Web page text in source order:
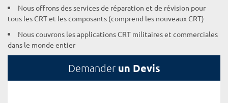
Nous offrons des services de réparation et de révision pour
tous les CRT et les composants (comprend les nouveaux CRT)
Nous couvrons les applications CRT militaires et commerciales
dans le monde entier
Demander un Devis